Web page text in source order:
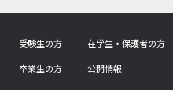
受験生の方 在学生・保護者の方
卒業生の方
公開情報